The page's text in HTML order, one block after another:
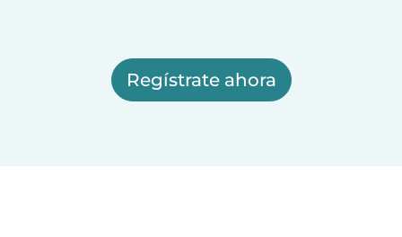
Regístrate ahora